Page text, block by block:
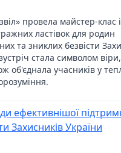
провела майстер-клас
ластівок для родин
та зниклих безвісти
стала символом віри,
об'єднала учасників у
ефективнішої
Захисників України